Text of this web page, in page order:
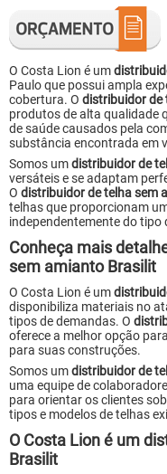
O Costa Lion é um
Paulo que possui ampla
cobertura. O distribuidor de
produtos de alta qualidade
de saúde causados pela
substância encontrada em
Somos umdistribuidor de
versáteis e se adaptam
O distribuidor de telha sem
telhas que proporcionam
independentemente do tipo
Conheça mais
sem amianto Brasilit
O Costa Lion é um
disponibiliza materiais no
tipos de demandas. O
oferece a melhor opção
para suas construções.
Somos umdistribuidor de
uma equipe de
para orientar os clientes
tipos e modelos de telhas
O Costa Lion é um
Brasilit